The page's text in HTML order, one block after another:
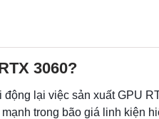
3060?
lại việc sản xuất GPU
trong bão giá linh kiện